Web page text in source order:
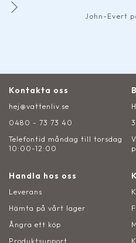
John-Evert
Kontakta oss
hej@vattenliv.se
0480 - 73 73 40
Telefontid måndag till torsdag
10:00-12:00
Handla hos oss
Leverans
Hämta på vårt lager
Ångra ett köp
Produktsupport